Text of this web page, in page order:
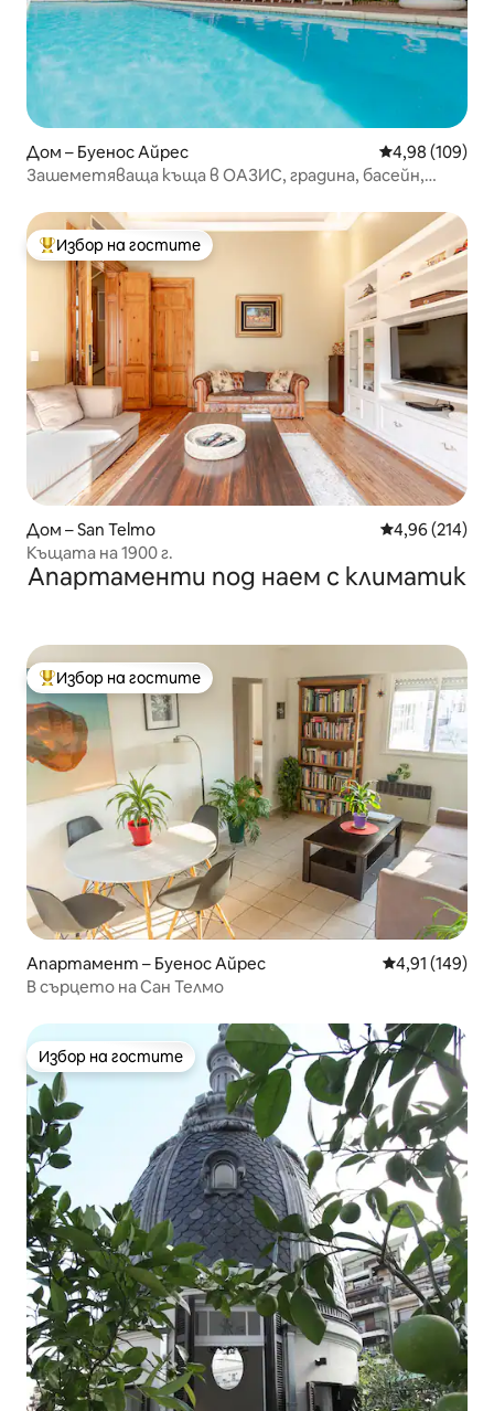
Дом – Буенос Айрес Средна
4,98 (109)
Зашеметяваща къща в ОАЗИС, градина, басейн,
Най-популярен избор на гостите
Избор на гостите
Дом – San Telmo Средна
4,96 (214)
Къщата на 1900 г.
Апартаменти под наем с климатик
Най-популярен избор на гостите
Избор на гостите
Апартамент – Буенос Айрес Средна
4,91 (149)
В сърцето на Сан Телмо
Избор на гостите
Избор на гостите